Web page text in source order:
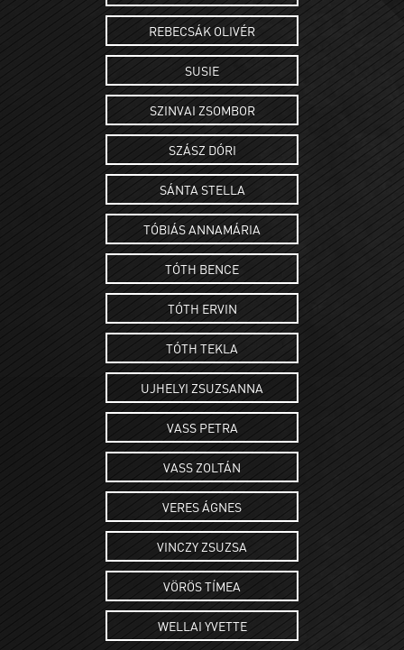
REBECSÁK OLIVÉR
SUSIE
SZINVAI ZSOMBOR
SZÁSZ DÓRI
SÁNTA STELLA
TÓBIÁS ANNAMÁRIA
TÓTH BENCE
TÓTH ERVIN
TÓTH TEKLA
UJHELYI ZSUZSANNA
VASS PETRA
VASS ZOLTÁN
VERES ÁGNES
VINCZY ZSUZSA
VÖRÖS TÍMEA
WELLAI YVETTE